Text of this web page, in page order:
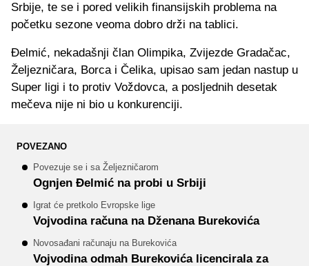
Srbije, te se i pored velikih finansijskih problema na
početku sezone veoma dobro drži na tablici.
Đelmić, nekadašnji član Olimpika, Zvijezde Gradačac,
Željezničara, Borca i Čelika, upisao sam jedan nastup u
Super ligi i to protiv Voždovca, a posljednih desetak
mečeva nije ni bio u konkurenciji.
POVEZANO
Povezuje se i sa Željezničarom
Ognjen Đelmić na probi u Srbiji
Igrat će pretkolo Evropske lige
Vojvodina računa na Dženana Burekovića
Novosađani računaju na Burekovića
Vojvodina odmah Burekovića licencirala za